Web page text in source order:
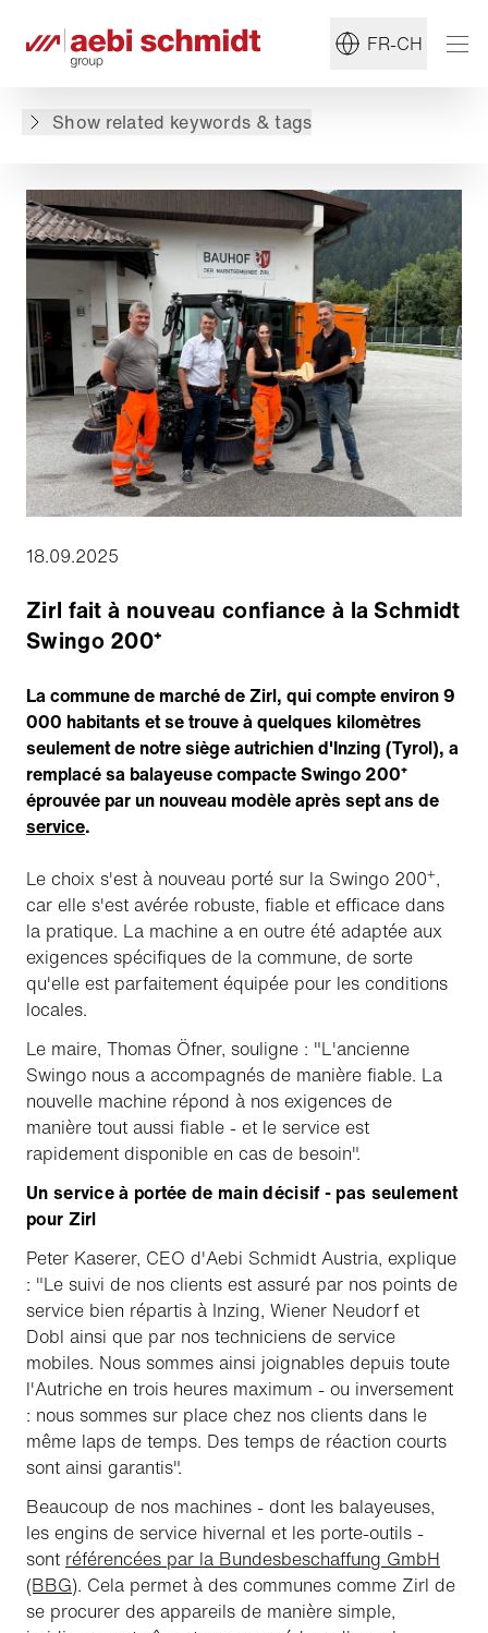
FR-CH
Show related keywords & tags
#Balayeuse
18.09.2025
Zirl fait à nouveau confiance à la Schmidt
Swingo 200⁺
La commune de marché de Zirl, qui compte environ 9
000 habitants et se trouve à quelques kilomètres
seulement de notre siège autrichien d'Inzing (Tyrol), a
remplacé sa balayeuse compacte Swingo 200⁺
éprouvée par un nouveau modèle après sept ans de
service.
Le choix s'est à nouveau porté sur la Swingo 200+,
car elle s'est avérée robuste, fiable et efficace dans
la pratique. La machine a en outre été adaptée aux
exigences spécifiques de la commune, de sorte
qu'elle est parfaitement équipée pour les conditions
locales.
Le maire, Thomas Öfner, souligne : "L'ancienne
Swingo nous a accompagnés de manière fiable. La
nouvelle machine répond à nos exigences de
manière tout aussi fiable - et le service est
rapidement disponible en cas de besoin".
Un service à portée de main décisif - pas seulement
pour Zirl
Peter Kaserer, CEO d'Aebi Schmidt Austria, explique
: "Le suivi de nos clients est assuré par nos points de
service bien répartis à Inzing, Wiener Neudorf et
Dobl ainsi que par nos techniciens de service
mobiles. Nous sommes ainsi joignables depuis toute
l'Autriche en trois heures maximum - ou inversement
: nous sommes sur place chez nos clients dans le
même laps de temps. Des temps de réaction courts
sont ainsi garantis".
Beaucoup de nos machines - dont les balayeuses,
les engins de service hivernal et les porte-outils -
sont référencées par la Bundesbeschaffung GmbH
(BBG). Cela permet à des communes comme Zirl de
se procurer des appareils de manière simple,